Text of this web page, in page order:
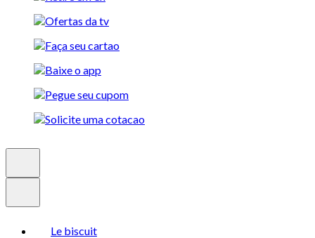
Le biscuit